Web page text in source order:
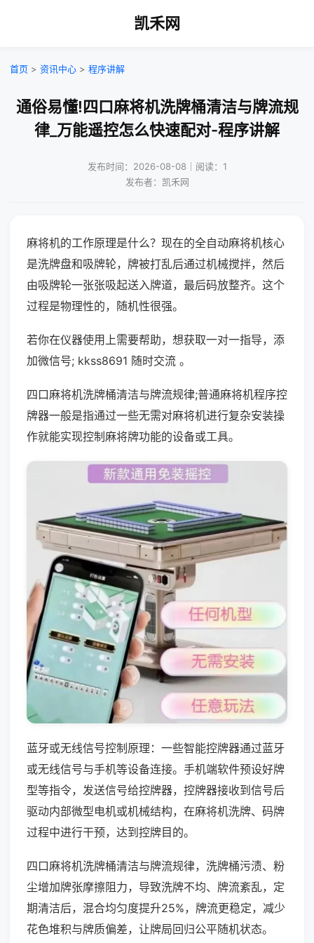
凯禾网
首页 > 资讯中心 > 程序讲解
通俗易懂!四口麻将机洗牌桶清洁与牌流规
律_万能遥控怎么快速配对-程序讲解
发布时间：2026-08-08｜阅读：1
发布者：凯禾网
麻将机的工作原理是什么？现在的全自动麻将机核心
是洗牌盘和吸牌轮，牌被打乱后通过机械搅拌，然后
由吸牌轮一张张吸起送入牌道，最后码放整齐。这个
过程是物理性的，随机性很强。
若你在仪器使用上需要帮助，想获取一对一指导，添
加微信号; kkss8691 随时交流 。
四口麻将机洗牌桶清洁与牌流规律;普通麻将机程序控
牌器一般是指通过一些无需对麻将机进行复杂安装操
作就能实现控制麻将牌功能的设备或工具。
蓝牙或无线信号控制原理：一些智能控牌器通过蓝牙
或无线信号与手机等设备连接。手机端软件预设好牌
型等指令，发送信号给控牌器，控牌器接收到信号后
驱动内部微型电机或机械结构，在麻将机洗牌、码牌
过程中进行干预，达到控牌目的。
四口麻将机洗牌桶清洁与牌流规律，洗牌桶污渍、粉
尘增加牌张摩擦阻力，导致洗牌不均、牌流紊乱，定
期清洁后，混合均匀度提升25%，牌流更稳定，减少
花色堆积与牌质偏差，让牌局回归公平随机状态。